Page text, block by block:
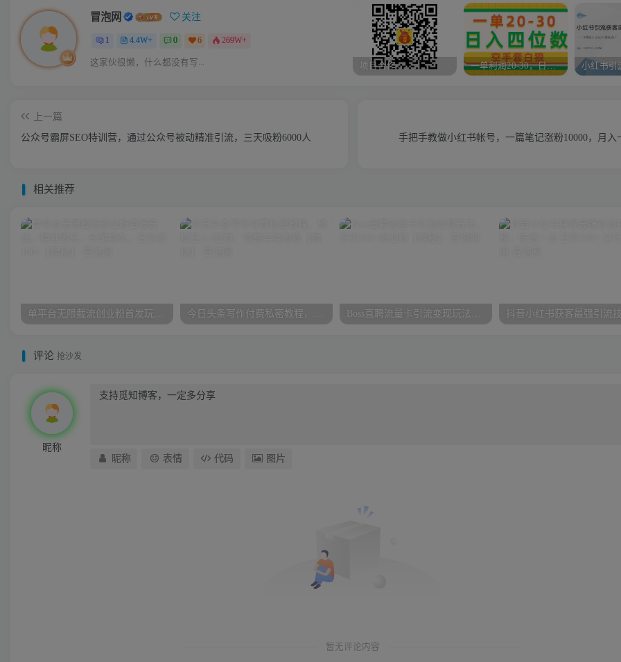
冒泡网 关注
1 4.4W+ 0 6 269W+
这家伙很懒，什么都没有写... 项目合作 一单利润20-30，日入四位数，空手套白狼，只要做就能赚，简单无套路
上一篇
公众号霸屏SEO特训营，通过公众号被动精准引流，三天吸粉6000人
手把手教做小红书帐号，一篇笔记涨粉10000，月入
相关推荐
评论 抢沙发
昵称
昵称
表情 代码 图片
暂无评论内容